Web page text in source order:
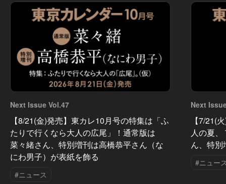
Next Issue Vol.47
【8/21(金)発売】東カレ10月号の特集は「ふ
たりで行くなら大人の広尾」！通常版は
菜々緒さん、特別増刊は高橋恭平さん（な
にわ男子）が表紙を飾る
#ニュース
Next
【7/21(
人の夏
ん、特
#ニュー